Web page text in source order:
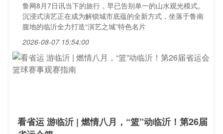
鲁网8月7日讯当下的旅行，早已告别单一的山水观光模式。
沉浸式演艺正在成为解锁城市底蕴的全新方式，坐落于鲁南
腹地的临沂全力打造“演艺之城”特色名片
2026-08-07 15:54:00
看省运 游临沂 | 燃情八月，“篮”动临沂！第26届